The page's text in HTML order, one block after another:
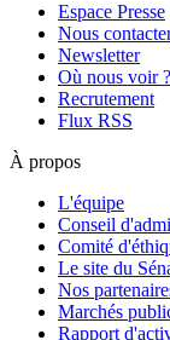
Espace Presse
Nous
Newsletter
Où nous voir ?
Recrutement
Flux RSS
À propos
L'équipe
Conseil
Comité
Le site du
Nos
Marchés
Rapport